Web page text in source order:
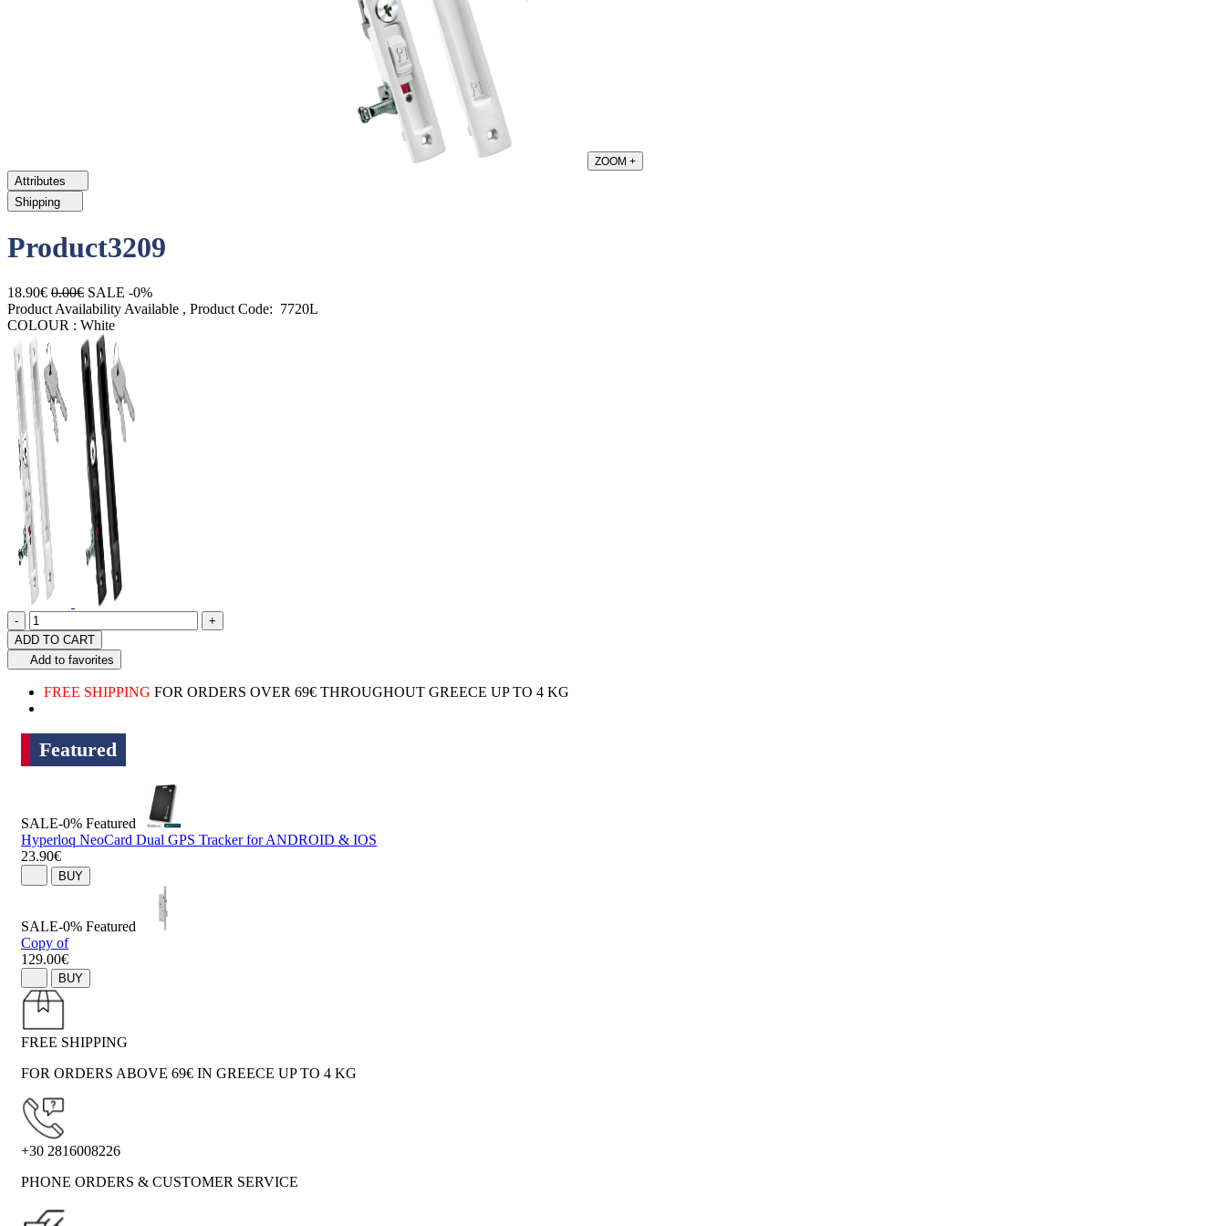
ZOOM +
Attributes
Shipping
Product3209
18.90€ 0.00€ SALE -0%
Product Availability Available , Product Code: 7720L
COLOUR : White
Quantity
-product.increase.quantity +
ADD TO CART
Add to favorites
FREE SHIPPING FOR ORDERS OVER 69€ THROUGHOUT GREECE UP TO 4 KG
Featured
SALE-0% Featured
Hyperloq NeoCard Dual GPS Tracker for ANDROID & IOS
23.90€
BUY
SALE-0% Featured
Copy of
129.00€
BUY
FREE SHIPPING
FOR ORDERS ABOVE 69€ IN GREECE UP TO 4 KG
+30 2816008226
PHONE ORDERS & CUSTOMER SERVICE